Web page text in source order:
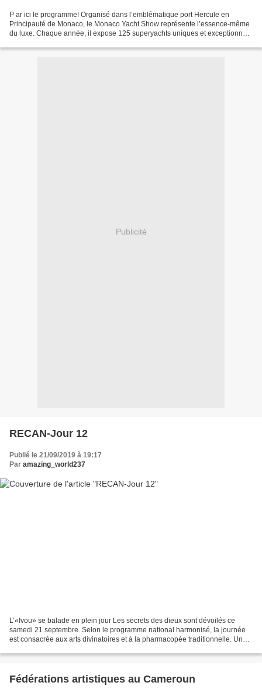
P ar ici le programme! Organisé dans l’emblématique port Hercule en
Principauté de Monaco, le Monaco Yacht Show représente l’essence-même
du luxe. Chaque année, il expose 125 superyachts uniques et exceptionnels
Publicité
RECAN-Jour 12
Publié le 21/09/2019 à 19:17
Par amazing_world237
L’«Ivou» se balade en plein jour Les secrets des dieux sont dévoilés ce
samedi 21 septembre. Selon le programme national harmonisé, la journée
est consacrée aux arts divinatoires et à la pharmacopée traditionnelle. Un
Fédérations artistiques au Cameroun